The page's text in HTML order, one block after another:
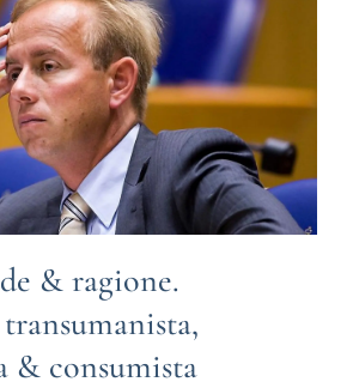
& ragione.
& consumista